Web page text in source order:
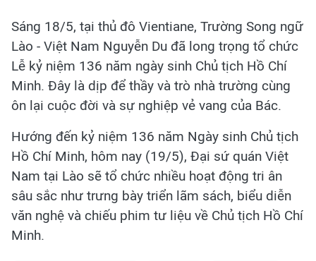
Sáng 18/5, tại thủ đô Vientiane, Trường Song ngữ
Lào - Việt Nam Nguyễn Du đã long trọng tổ chức
Lễ kỷ niệm 136 năm ngày sinh Chủ tịch Hồ Chí
Minh. Đây là dịp để thầy và trò nhà trường cùng
ôn lại cuộc đời và sự nghiệp vẻ vang của Bác.
Hướng đến kỷ niệm 136 năm Ngày sinh Chủ tịch
Hồ Chí Minh, hôm nay (19/5), Đại sứ quán Việt
Nam tại Lào sẽ tổ chức nhiều hoạt động tri ân
sâu sắc như trưng bày triển lãm sách, biểu diễn
văn nghệ và chiếu phim tư liệu về Chủ tịch Hồ Chí
Minh.